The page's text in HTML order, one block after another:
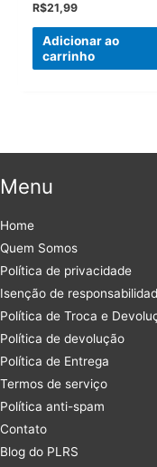
R$21,99
Adicionar ao
carrinho
Menu
Home
Quem Somos
Política de privacidade
Isenção de
Política de Troca e
Política de devolução
Política de Entrega
Termos de serviço
Política anti-spam
Contato
Blog do PLRS